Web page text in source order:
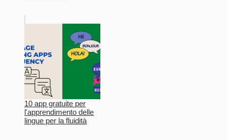
10 app gratuite per
l'apprendimento delle
lingue per la fluidità